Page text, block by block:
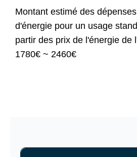
Montant estimé des
d'énergie pour un usage
partir des prix de l'énergie de
1780€ ~ 2460€